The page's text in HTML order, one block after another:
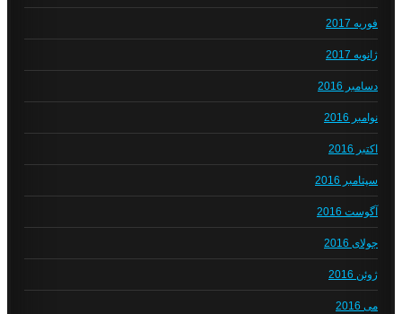
فوریه 2017
ژانویه 2017
دسامبر 2016
نوامبر 2016
اکتبر 2016
سپتامبر 2016
آگوست 2016
جولای 2016
ژوئن 2016
می 2016